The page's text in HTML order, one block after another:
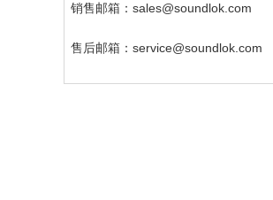
销售邮箱：sales@soundlok.com
售后邮箱：service@soundlok.com